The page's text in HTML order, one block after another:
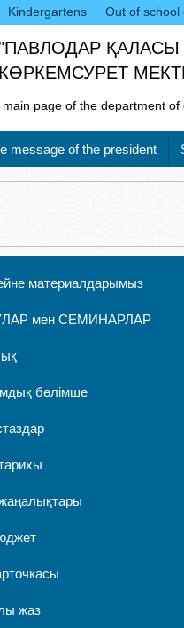
Kindergartens Out of school
ҚАЛАСЫ
КӨРКЕМСУРЕТ
main page of the department of
message of the president
материалдарымыз
мен СЕМИНАРЛАР
бөлімше
жаз